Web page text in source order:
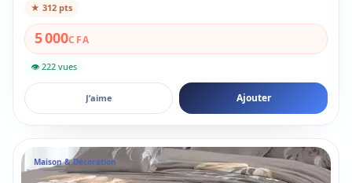
★ 312 pts
5 000CFA
👁 222 vues
J’aime Ajouter
Maison & Décoration